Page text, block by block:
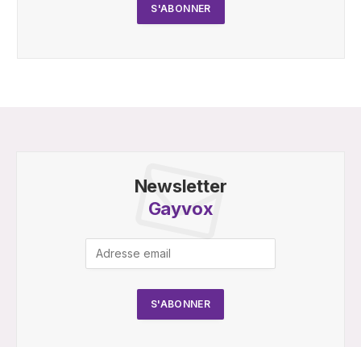
Newsletter
Gayvox